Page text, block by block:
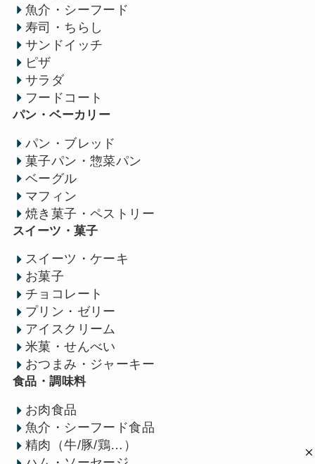
魚介・シーフード
寿司・ちらし
サンドイッチ
ピザ
サラダ
フードコート
パン・ベーカリー
パン・ブレッド
菓子パン・惣菜パン
ベーグル
マフィン
焼き菓子・ペストリー
スイーツ・菓子
スイーツ・ケーキ
お菓子
チョコレート
プリン・ゼリー
アイスクリーム
米菓・せんべい
おつまみ・ジャーキー
食品・調味料
お肉食品
魚介・シーフード食品
精肉（牛/豚/鶏…）